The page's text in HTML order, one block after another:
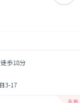
歩18分
3-17